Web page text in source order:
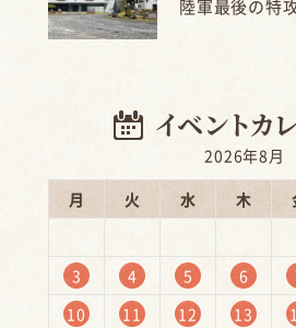
陸軍最後の特
2026年8月
月
火 水 木
3
4 5 6
10
11 12 13